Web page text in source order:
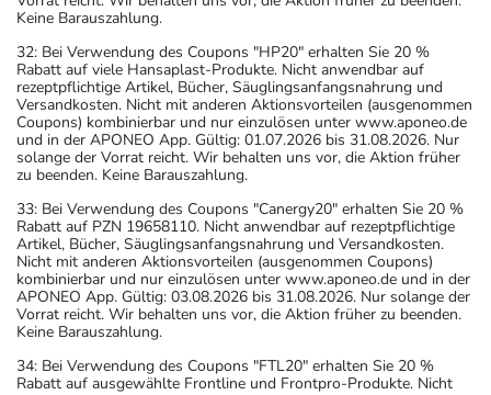
Keine Barauszahlung.
32: Bei Verwendung des Coupons "HP20" erhalten Sie 20 %
Rabatt auf viele Hansaplast-Produkte. Nicht anwendbar auf
rezeptpflichtige Artikel, Bücher, Säuglingsanfangsnahrung und
Versandkosten. Nicht mit anderen Aktionsvorteilen (ausgenommen
Coupons) kombinierbar und nur einzulösen unter www.aponeo.de
und in der APONEO App. Gültig: 01.07.2026 bis 31.08.2026. Nur
solange der Vorrat reicht. Wir behalten uns vor, die Aktion früher
zu beenden. Keine Barauszahlung.
33: Bei Verwendung des Coupons "Canergy20" erhalten Sie 20 %
Rabatt auf PZN 19658110. Nicht anwendbar auf rezeptpflichtige
Artikel, Bücher, Säuglingsanfangsnahrung und Versandkosten.
Nicht mit anderen Aktionsvorteilen (ausgenommen Coupons)
kombinierbar und nur einzulösen unter www.aponeo.de und in der
APONEO App. Gültig: 03.08.2026 bis 31.08.2026. Nur solange der
Vorrat reicht. Wir behalten uns vor, die Aktion früher zu beenden.
Keine Barauszahlung.
34: Bei Verwendung des Coupons "FTL20" erhalten Sie 20 %
Rabatt auf ausgewählte Frontline und Frontpro-Produkte. Nicht